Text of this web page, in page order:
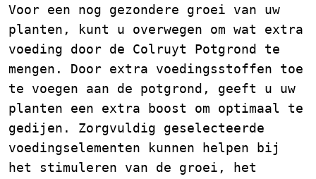
Voor een nog gezondere groei van uw
planten, kunt u overwegen om wat extra
voeding door de Colruyt Potgrond te
mengen. Door extra voedingsstoffen toe
te voegen aan de potgrond, geeft u uw
planten een extra boost om optimaal te
gedijen. Zorgvuldig geselecteerde
voedingselementen kunnen helpen bij
het stimuleren van de groei, het